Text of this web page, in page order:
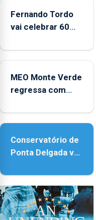
2022
e
Fernando Tordo
vai celebrar 60
no Coliseu
MEO Monte Verde
regressa com
acessibilidade
Conservatório de
Ponta Delgada vai
instrumentos